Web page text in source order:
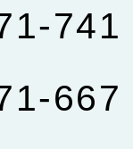
741
667